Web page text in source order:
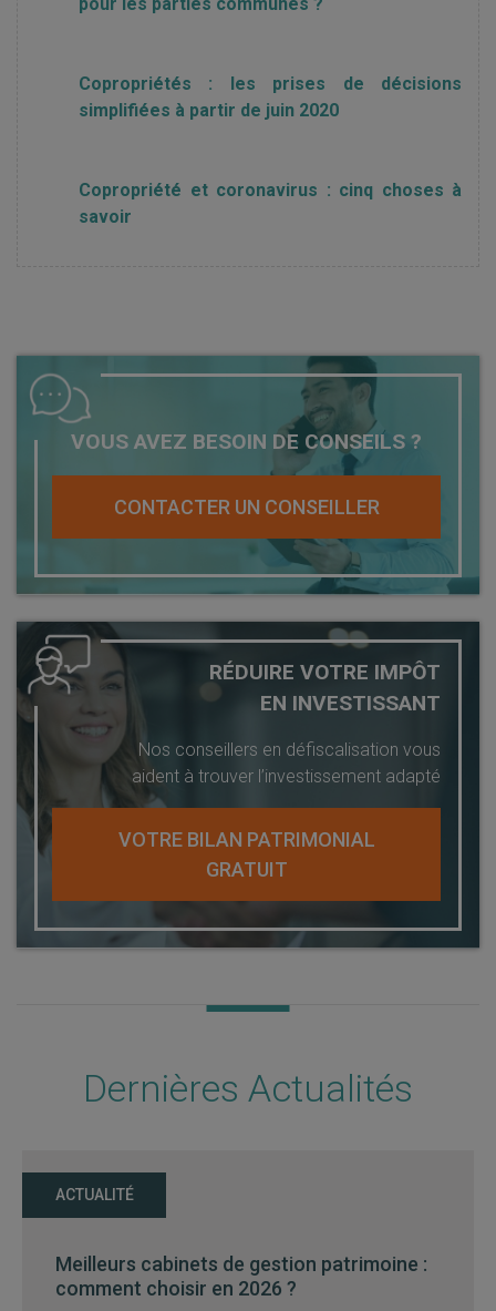
Copropriétés : les prises de décisions
simplifiées à partir de juin 2020
Copropriété et coronavirus : cinq choses à
savoir
VOUS AVEZ BESOIN DE CONSEILS ?
CONTACTER UN CONSEILLER
RÉDUIRE VOTRE IMPÔT
EN INVESTISSANT
Nos conseillers en défiscalisation vous
aident à trouver l’investissement adapté
VOTRE BILAN PATRIMONIAL
GRATUIT
Dernières Actualités
ACTUALITÉ
Meilleurs cabinets de gestion patrimoine :
comment choisir en 2026 ?